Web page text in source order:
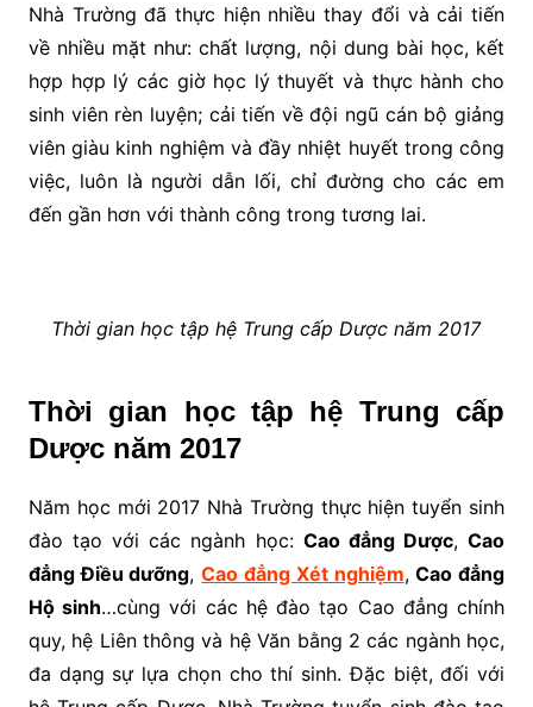
Nhà Trường đã thực hiện nhiều thay đổi và cải tiến
về nhiều mặt như: chất lượng, nội dung bài học, kết
hợp hợp lý các giờ học lý thuyết và thực hành cho
sinh viên rèn luyện; cải tiến về đội ngũ cán bộ giảng
viên giàu kinh nghiệm và đầy nhiệt huyết trong công
việc, luôn là người dẫn lối, chỉ đường cho các em
đến gần hơn với thành công trong tương lai.
Thời gian học tập hệ Trung cấp Dược năm 2017
Thời gian học tập hệ Trung cấp
Dược năm 2017
Năm học mới 2017 Nhà Trường thực hiện tuyển sinh
đào tạo với các ngành học: Cao đẳng Dược,Cao
đẳng Điều dưỡng,Cao đẳng Xét nghiệm,Cao đẳng
Hộ sinh…cùng với các hệ đào tạo Cao đẳng chính
quy, hệ Liên thông và hệ Văn bằng 2 các ngành học,
đa dạng sự lựa chọn cho thí sinh. Đặc biệt, đối với